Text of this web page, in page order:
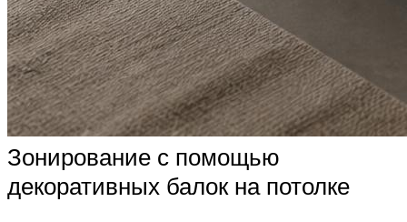
Зонирование с помощью
декоративных балок на потолке